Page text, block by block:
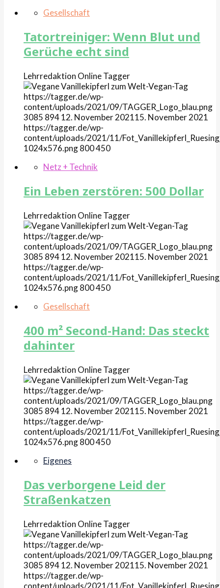
Gesellschaft
Tatortreiniger: Wenn Blut und
Gerüche echt sind
Lehrredaktion OnlineTagger
https://tagger.de/wp-
content/uploads/2021/09/TAGGER_Logo_blau.png
3085 89412. November 202115. November 2021
https://tagger.de/wp-
content/uploads/2021/11/
1024x576.png800450
Netz + Technik
Ein Leben zerstören: 500 Dollar
Lehrredaktion OnlineTagger
https://tagger.de/wp-
content/uploads/2021/09/TAGGER_Logo_blau.png
3085 89412. November 202115. November 2021
https://tagger.de/wp-
content/uploads/2021/11/
1024x576.png800450
Gesellschaft
400 m² Second-Hand: Das steckt
dahinter
Lehrredaktion OnlineTagger
https://tagger.de/wp-
content/uploads/2021/09/TAGGER_Logo_blau.png
3085 89412. November 202115. November 2021
https://tagger.de/wp-
content/uploads/2021/11/
1024x576.png800450
Eigenes
Das verborgene Leid der
Straßenkatzen
Lehrredaktion OnlineTagger
https://tagger.de/wp-
content/uploads/2021/09/TAGGER_Logo_blau.png
3085 89412. November 202115. November 2021
https://tagger.de/wp-
content/uploads/2021/11/